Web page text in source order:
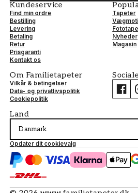
Kundeservice
Find min ordre
Bestilling
Levering
Betaling
Retur
Prisgaranti
Kontakt os
Tapeter
Nyheder
Magasin
Om Familietapeter
Vilkår & betingelser
Data- og privatlivspolitik
Cookiepolitik
Land
Danmark
Opdater dit cookievalg